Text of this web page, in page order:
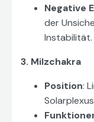
Negative
der
Instabilität.
3. Milzchakra
Position: